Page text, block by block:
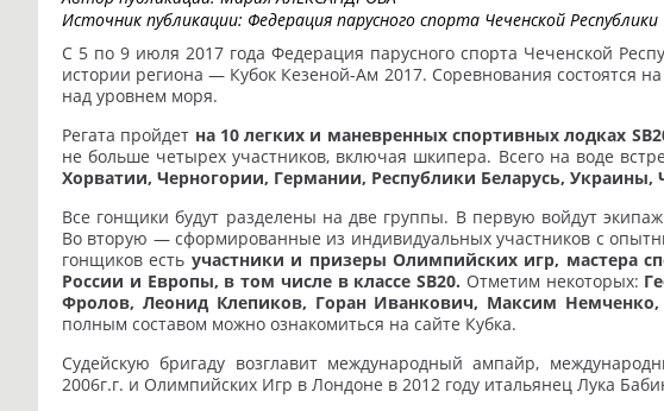
Источник публикации: Федерация парусного спорта Чеченской Республики
С 5 по 9 июля 2017 года Федерация парусного спорта Чеченской
истории региона — Кубок Кезеной-Ам 2017. Соревнования состоятся
над уровнем моря.
Регата пройдет на 10 легких и маневренных спортивных лодках
не больше четырех участников, включая шкипера. Всего на воде
Хорватии, Черногории, Германии, Республики Беларусь,
Все гонщики будут разделены на две группы. В первую войдут
Во вторую — сформированные из индивидуальных участников с
гонщиков есть участники и призеры Олимпийских игр, мастера
России и Европы, в том числе в классе SB20. Отметим некоторых:
Фролов, Леонид Клепиков, Горан Иванкович, Максим
полным составом можно ознакомиться на сайте Кубка.
Судейскую бригаду возглавит международный ампайр,
2006г.г. и Олимпийских Игр в Лондоне в 2012 году итальянец Лука